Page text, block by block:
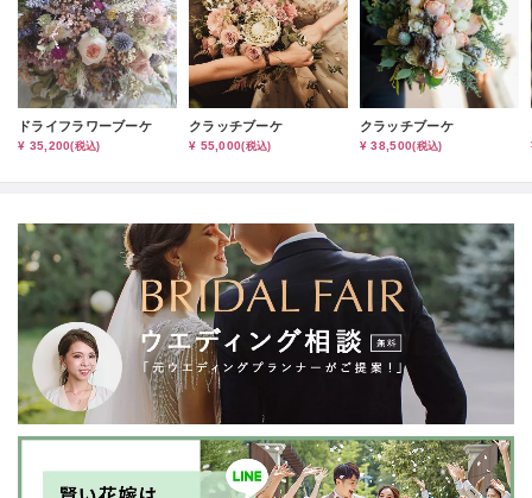
ドライフラワーブーケ
¥ 35,200(税込)
クラッチブーケ
¥ 55,000(税込)
クラッチブーケ
¥ 38,500(税込)